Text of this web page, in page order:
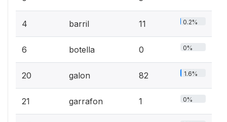
4 barril 11 0.2%
6 botella 0 0%
20 galon 82 1.6%
21 garrafon 1 0%